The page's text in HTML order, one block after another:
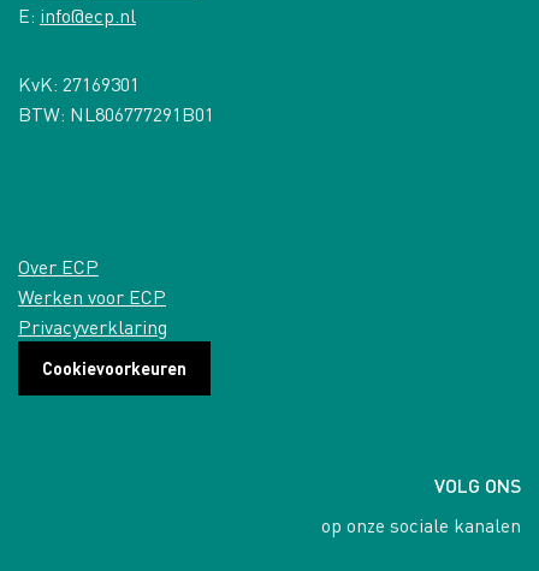
E: info@ecp.nl
KvK: 27169301
BTW: NL806777291B01
Over ECP
Werken voor ECP
Privacyverklaring
Cookievoorkeuren
VOLG ONS
op onze sociale kanalen